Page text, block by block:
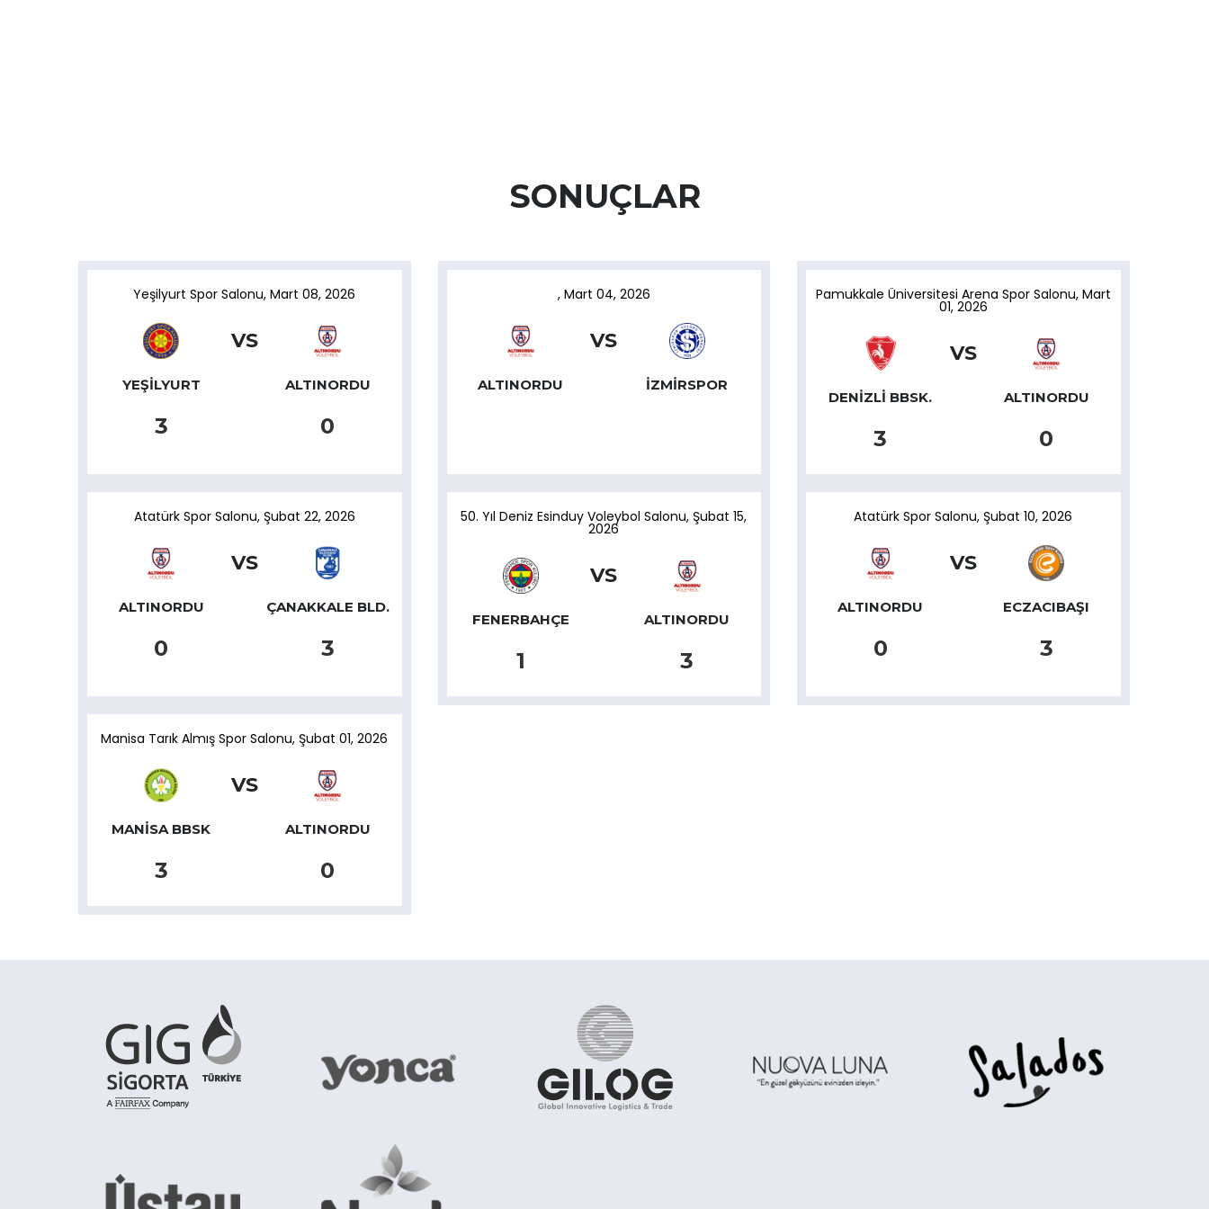
SONUÇLAR
Yeşilyurt Spor Salonu,Mart 08, 2026
YEŞILYURT
3
VS
ALTINORDU
0
, Mart 04, 2026
ALTINORDU
VS
İZMIRSPOR
Pamukkale Üniversitesi Arena Spor Salonu, Mart
01, 2026
DENIZLI BBSK.
3
VS
ALTINORDU
0
Atatürk Spor Salonu, Şubat 22, 2026
ALTINORDU
0
VS
ÇANAKKALE BLD.
3
50. Yıl Deniz Esinduy Voleybol Salonu, Şubat 15,
2026
FENERBAHÇE
1
VS
ALTINORDU
3
Atatürk Spor Salonu, Şubat 10, 2026
ALTINORDU
0
VS
ECZACIBAŞI
3
Manisa Tarık Almış Spor Salonu, Şubat 01, 2026
MANISA BBSK
3
VS
ALTINORDU
0